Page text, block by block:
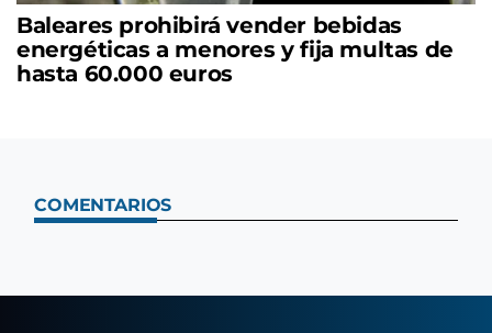
Baleares prohibirá vender bebidas
energéticas a menores y fija multas de
hasta 60.000 euros
COMENTARIOS